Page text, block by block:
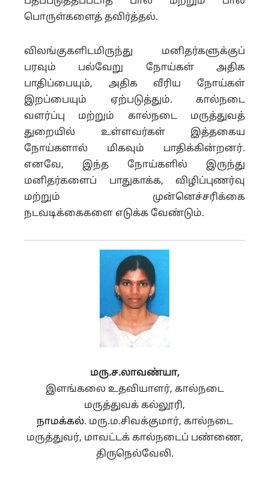
பொருள்களைத் தவிர்த்தல்.
விலங்குகளிடமிருந்து மனிதர்களுக்குப்
பரவும் பல்வேறு நோய்கள் அதிக
பாதிப்பையும், அதிக வீரிய நோய்கள்
இறப்பையும் ஏற்படுத்தும். கால்நடை
வளர்ப்பு மற்றும் கால்நடை மருத்துவத்
துறையில் உள்ளவர்கள் இத்தகைய
நோய்களால் மிகவும் பாதிக்கின்றனர்.
எனவே, இந்த நோய்களில் இருந்து
மனிதர்களைப் பாதுகாக்க, விழிப்புணர்வு
மற்றும் முன்னெச்சரிக்கை
நடவடிக்கைகளை எடுக்க வேண்டும்.
மரு.ச.லாவண்யா,
இளங்கலை உதவியாளர், கால்நடை
மருத்துவக் கல்லூரி,
நாமக்கல். மரு.ம.சிவக்குமார், கால்நடை
மருத்துவர், மாவட்டக் கால்நடைப் பண்ணை,
திருநெல்வேலி.